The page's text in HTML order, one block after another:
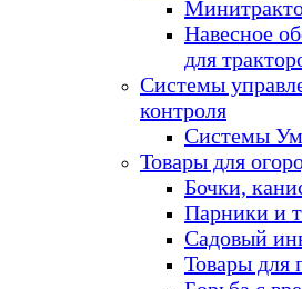
Навесное
для
Системы
контроля
Системы
Товары для
Бочки,
Парники и
Садовый
Товары для